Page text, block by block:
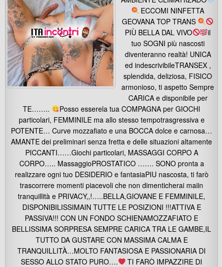
ECCOMI NINFETTA
GEOVANA TOP TRANS
PIÙ BELLA DAL VIVO
il
tuo SOGNI più nascosti
diventeranno realtà! UNICA
ed indescrivibileTRANSEX ,
splendida, deliziosa, FISICO
armonioso, ti aspetto Sempre
CARICA e disponibile per
TE……..
Posso esserela tua COMPAGNA per GIOCHI
particolari, FEMMINILE ma allo stesso tempotrasgressiva e
POTENTE… Curve mozzafiato e una BOCCA dolce e carnosa…
AMANTE dei preliminari senza fretta e delle situazioni altamente
PICCANTI……Giochi particolari, MASSAGGI CORPO A
CORPO….. MassaggioPROSTATICO ……. SONO pronta a
realizzare ogni tuo DESIDERIO e fantasiaPIU nascosta, ti farò
trascorrere momenti piacevoli che non dimenticherai maiin
tranquillità e PRIVACY,,!…..BELLA,GIOVANE E FEMMINILE,
DISPONIBILISSIMAIN TUTTE LE POSIZIONI !!!ATTIVA E
PASSIVA!!! CON UN FONDO SCHIENAMOZZAFIATO E
BELLISSIMA SORPRESA SEMPRE CARICA TRA LE GAMBE,IL
TUTTO DA GUSTARE CON MASSIMA CALMA E
TRANQUILLITÀ…MOLTO FANTASIOSA E PASSIONARIA DI
SESSO ALLO STATO PURO….
TI FARÒ IMPAZZIRE DI